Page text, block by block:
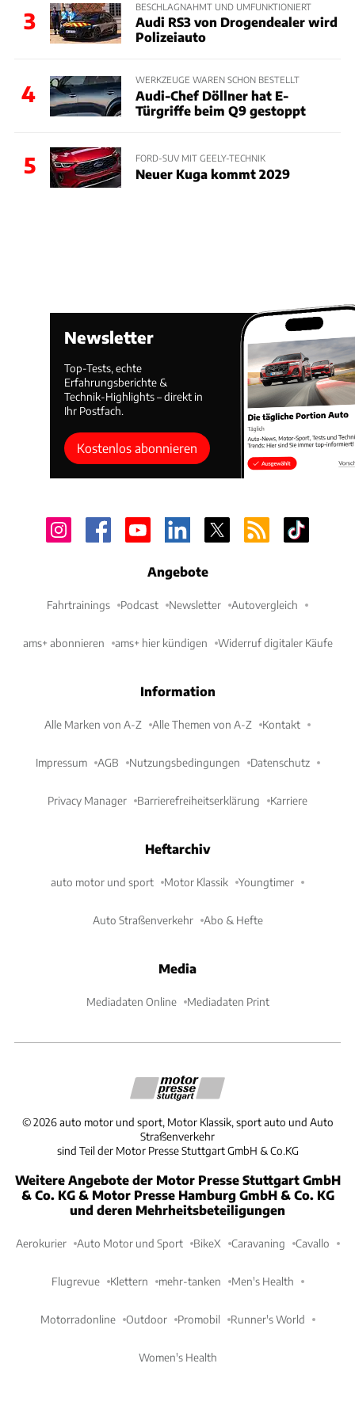
3
BESCHLAGNAHMT UND UMFUNKTIONIERT
Audi RS3 von Drogendealer wird
Polizeiauto
4
WERKZEUGE WAREN SCHON BESTELLT
Audi-Chef Döllner hat E-
Türgriffe beim Q9 gestoppt
5 FORD-SUV MIT GEELY-TECHNIK
Neuer Kuga kommt 2029
Newsletter
Top-Tests, echte
Erfahrungsberichte &
Technik-Highlights – direkt in
Ihr Postfach.
Kostenlos abonnieren
Angebote
Fahrtrainings Podcast Newsletter Autovergleich
ams+ abonnieren ams+ hier kündigen Widerruf digitaler Käufe
Information
Alle Marken von A-Z Alle Themen von A-Z Kontakt
Impressum AGB Nutzungsbedingungen Datenschutz
Privacy Manager Barrierefreiheitserklärung Karriere
Heftarchiv
auto motor und sport Motor Klassik Youngtimer
Auto Straßenverkehr Abo & Hefte
Media
Mediadaten Online Mediadaten Print
©2026 auto motor und sport, Motor Klassik, sport auto und Auto
Straßenverkehr
sind Teil der Motor Presse Stuttgart GmbH & Co.KG
Weitere Angebote der Motor Presse Stuttgart GmbH
& Co. KG & Motor Presse Hamburg GmbH & Co. KG
und deren Mehrheitsbeteiligungen
Aerokurier Auto Motor und Sport BikeX Caravaning Cavallo
Flugrevue Klettern mehr-tanken Men's Health
Motorradonline Outdoor Promobil Runner's World
Women's Health